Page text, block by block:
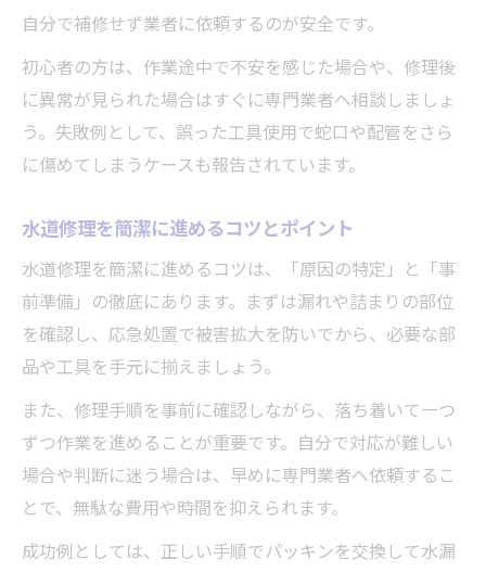
自分で補修せず業者に依頼するのが安全です。
初心者の方は、作業途中で不安を感じた場合や、修理後
に異常が見られた場合はすぐに専門業者へ相談しましょ
う。失敗例として、誤った工具使用で蛇口や配管をさら
に傷めてしまうケースも報告されています。
水道修理を簡潔に進めるコツとポイント
水道修理を簡潔に進めるコツは、「原因の特定」と「事
前準備」の徹底にあります。まずは漏れや詰まりの部位
を確認し、応急処置で被害拡大を防いでから、必要な部
品や工具を手元に揃えましょう。
また、修理手順を事前に確認しながら、落ち着いて一つ
ずつ作業を進めることが重要です。自分で対応が難しい
場合や判断に迷う場合は、早めに専門業者へ依頼するこ
とで、無駄な費用や時間を抑えられます。
成功例としては、正しい手順でパッキンを交換して水漏